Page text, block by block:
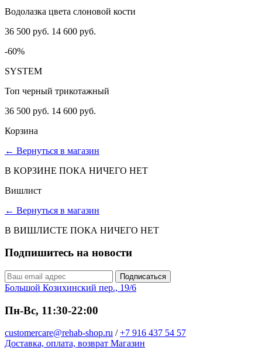
Водолазка цвета слоновой кости
36 500 руб. 14 600 руб.
-60%
SYSTEM
Топ черный трикотажный
36 500 руб. 14 600 руб.
Корзина
← Вернуться в магазин
В КОРЗИНЕ ПОКА НИЧЕГО НЕТ
Вишлист
← Вернуться в магазин
В ВИШЛИСТЕ ПОКА НИЧЕГО НЕТ
Подпишитесь на новости
Подписаться
Большой Козихинский пер., 19/6
Пн-Вс, 11:30-22:00
customercare@rehab-shop.ru / +7 916 437 54 57
Доставка, оплата, возврат Магазин